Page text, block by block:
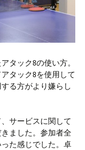
タック8の使い方。
タック8を使用して
る方がより嫌らし
サービスに関して
ました。参加者全
た感じでした。卓